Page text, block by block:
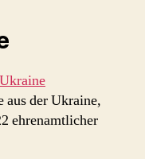
der Ukraine,
ehrenamtlicher